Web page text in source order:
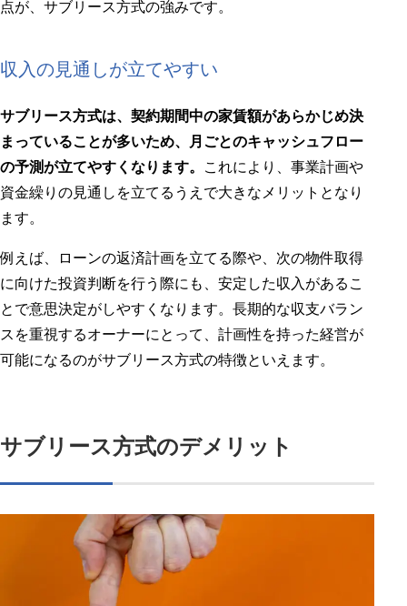
点が、サブリース方式の強みです。
収入の見通しが立てやすい
サブリース方式は、契約期間中の家賃額があらかじめ決
まっていることが多いため、月ごとのキャッシュフロー
の予測が立てやすくなります。
これにより、事業計画や
資金繰りの見通しを立てるうえで大きなメリットとなり
ます。
例えば、ローンの返済計画を立てる際や、次の物件取得
に向けた投資判断を行う際にも、安定した収入があるこ
とで意思決定がしやすくなります。長期的な収支バラン
スを重視するオーナーにとって、計画性を持った経営が
可能になるのがサブリース方式の特徴といえます。
サブリース方式のデメリット